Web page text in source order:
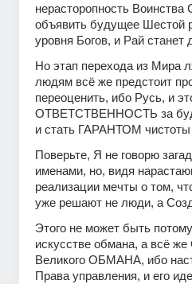
нерасторопность
объявить будущее
уровня Богов, и Рай
Но этап перехода из
людям всё же предстоит
переоценить, ибо Русь, и
ОТВЕТСТВЕННОСТЬ за
и стать ГАРАНТОМ чистоты
Поверьте, Я не говорю
именами, но, видя
реализации мечты о том,
уже решают не люди, а
Этого не может быть
искусстве обмана, а всё
Великого ОБМАНА, ибо
Права управления, и его